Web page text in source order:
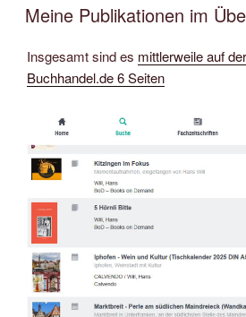
AM
Meine Publikationen im
Insgesamt sind es mittlerweile auf
Buchhandel.de 6 Seiten